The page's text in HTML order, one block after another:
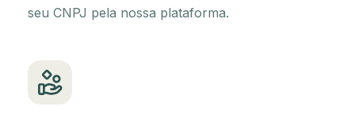
seu CNPJ pela nossa plataforma.